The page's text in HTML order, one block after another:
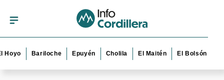
Bariloche Epuyén Cholila El Maitén El Bolsón Esquel